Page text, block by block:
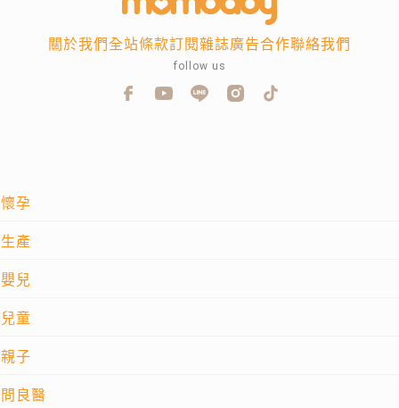
懷孕
生產
嬰兒
兒童
親子
問良醫
關於我們全站條款訂閱雜誌廣告合作聯絡我們
follow us